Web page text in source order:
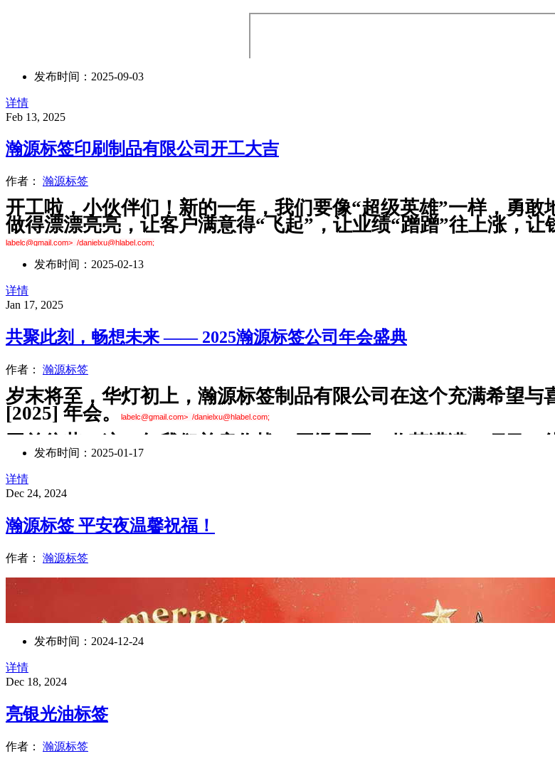
发布时间：2025-09-03
详情
Feb 13, 2025
瀚源标签印刷制品有限公司开工大吉
作者： 瀚源标签
开工啦，小伙伴们！新的一年，我们要像“超级英雄”一样，勇
做得漂漂亮亮，让客户满意得“飞起”，让业绩“蹭蹭”往上涨，让
labelc@gmail.com> /danielxu@hlabel.com;
In the new year, we need to be like “superheroes,” bravely facing all kinds of challenges. With our wisdom and hard
over the moon, boost our performance with rapid growth, and fill our wallets to the brim. Let's all work together to start
发布时间：2025-02-13
详情
Jan 17, 2025
共聚此刻，畅想未来 —— 2025瀚源标签公司年会盛典
作者： 瀚源标签
岁末将至，华灯初上，瀚源标签制品有限公司在这个充满希望
[2025] 年会。 labelc@gmail.com> /danielxu@hlabel.com;
回首往昔，这一年我们并肩作战，历经风雨，收获满满。项目
沿，销售团队四处奔波，开拓全新商机。每一次努力，都铸就了
发布时间：2025-01-17
详情
Dec 24, 2024
瀚源标签 平安夜温馨祝福！
作者： 瀚源标签
发布时间：2024-12-24
详情
Dec 18, 2024
亮银光油标签
作者： 瀚源标签